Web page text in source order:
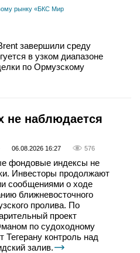
рынку «БКС Мир
завершили среду
в узком диапазоне
по Ормузскому
не наблюдается
06.08.2026 16:27 576
фондовые индексы не
Инвесторы продолжают
сообщениями о ходе
ближневосточного
пролива. По
проект
по судоходному
Тегерану контроль над
залив.